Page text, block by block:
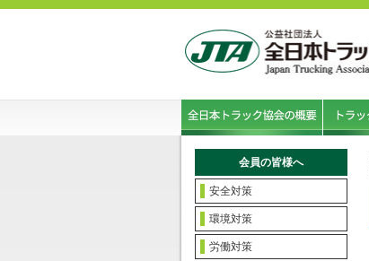
会員の皆様へ
安全対策
環境対策
労働対策